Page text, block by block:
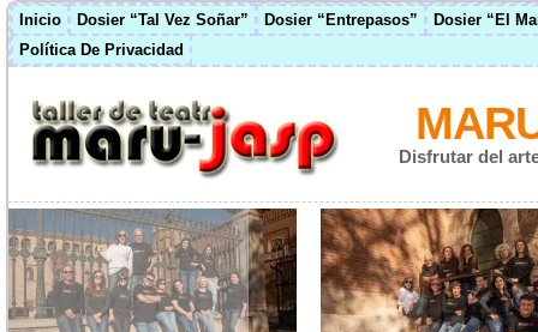
Inicio Dosier “Tal Vez Soñar” Dosier “Entrepasos”
Dosier “El
Política De Privacidad
Disfrutar del